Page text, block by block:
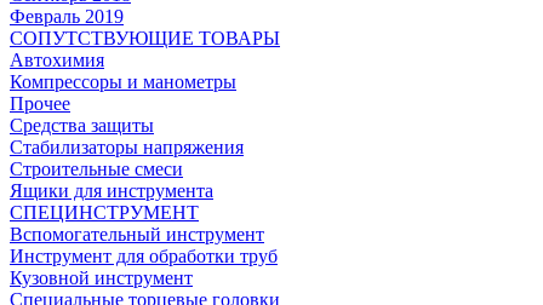
Февраль 2019
СОПУТСТВУЮЩИЕ ТОВАРЫ
Автохимия
Компрессоры и манометры
Прочее
Средства защиты
Стабилизаторы напряжения
Строительные смеси
Ящики для инструмента
СПЕЦИНСТРУМЕНТ
Вспомогательный инструмент
Инструмент для обработки труб
Кузовной инструмент
Специальные торцевые головки